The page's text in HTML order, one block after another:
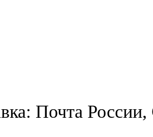
Почта